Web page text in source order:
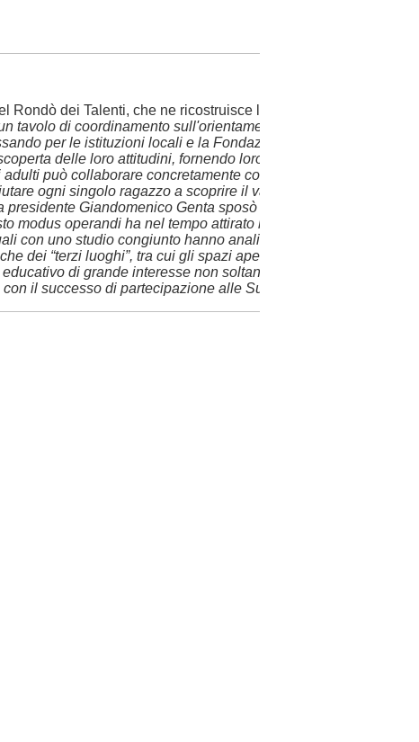
Rondò dei Talenti, che ne ricostruisce le radici profonde, nate
tavolo di coordinamento sull'orientamento che ha visto
per le istituzioni locali e la Fondazione CRC. L'obiettivo
delle loro attitudini, fornendo loro gli strumenti per
può collaborare concretamente con i giovani e intercettare
ogni singolo ragazzo a scoprire il valore unico che ha
Giandomenico Genta sposò la causa dando una
operandi ha nel tempo attirato l’attenzione del mondo
con uno studio congiunto hanno analizzato la nostra
dei “terzi luoghi”, tra cui gli spazi aperti e l’accessibilità allo
di grande interesse non soltanto per i giovani, ma
il successo di partecipazione alle Summer School”.